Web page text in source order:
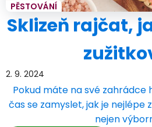
PĚSTOVÁNÍ
Sklizeň rajčat,
2. 9. 2024
Pokud máte na své zahrádce
čas se zamyslet, jak je nejlépe
nejen